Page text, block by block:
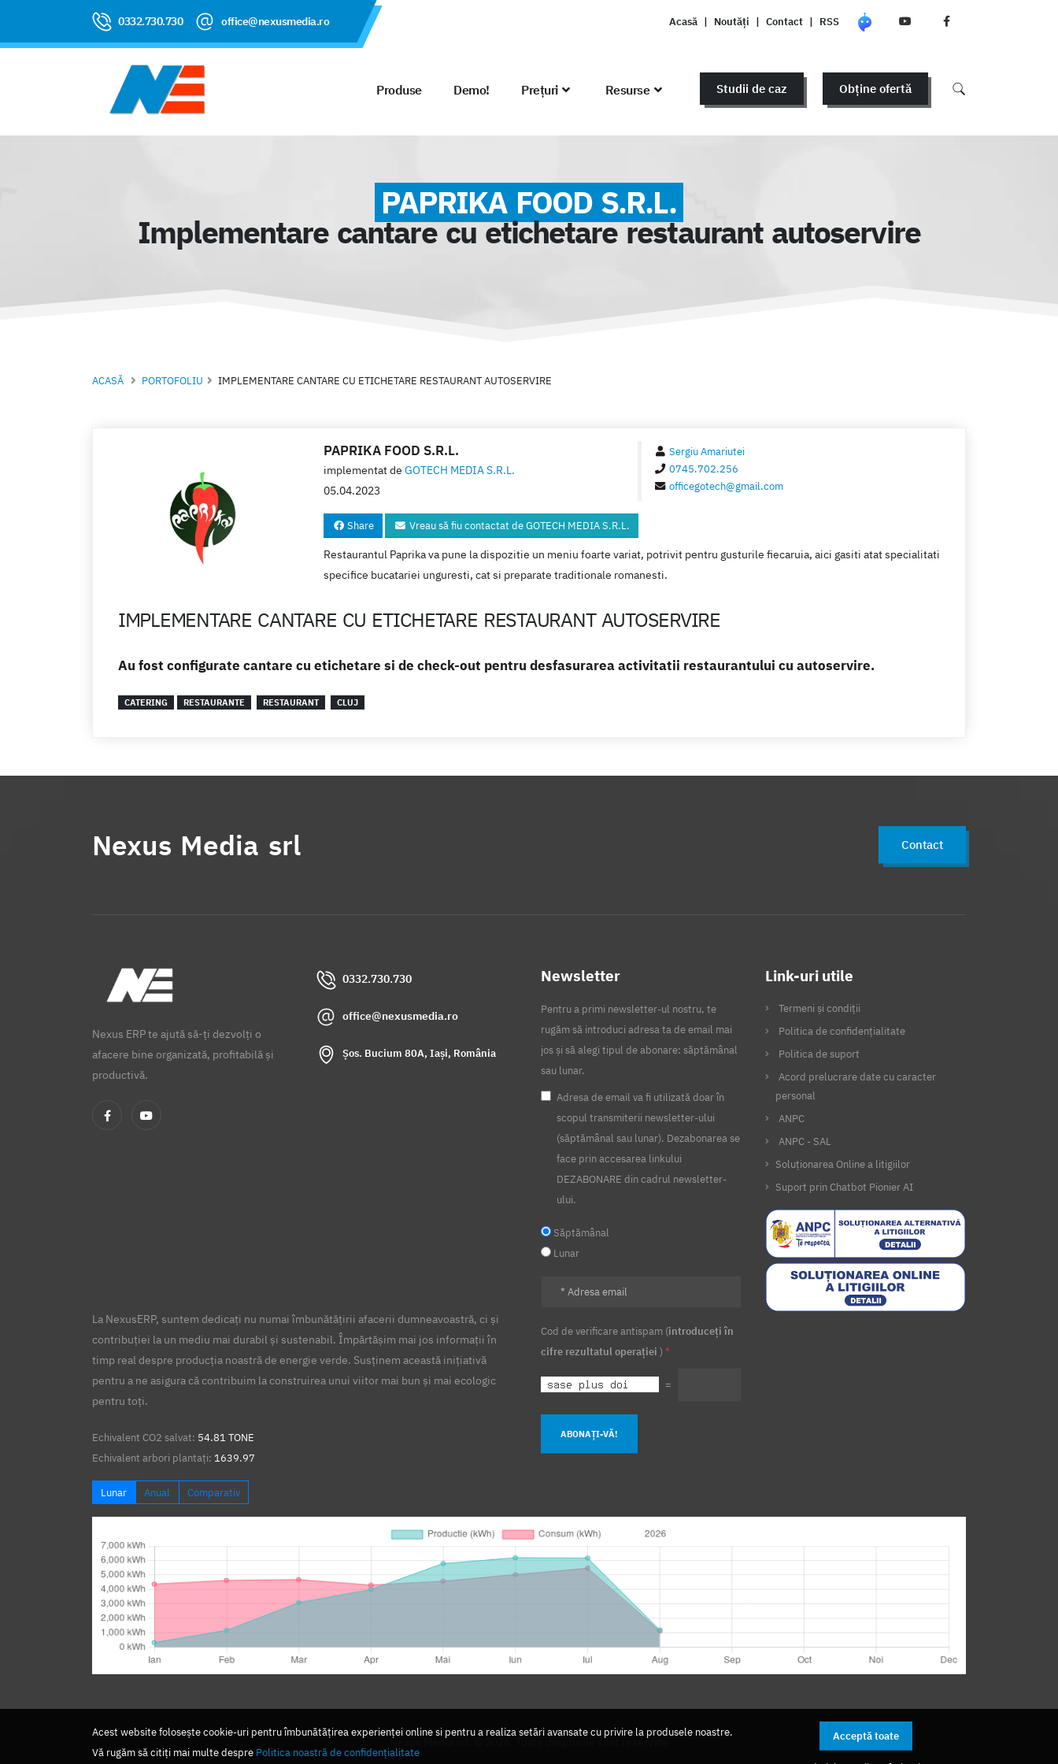
Acest website folosește cookie-uri pentru îmbunătățirea experienței online si pentru a realiza setări avansate cu privire la produsele noastre.
Vă rugăm să citiți mai multe despre Politica noastră de confidențialitate
Acceptă toate
0332.730.730 office@nexusmedia.ro Acasă | Noutăți | Contact | RSS
Produse Demo! Prețuri Resurse Studii de caz Obține ofertă
PAPRIKA FOOD S.R.L.
Implementare cantare cu etichetare restaurant autoservire
ACASĂ PORTOFOLIU IMPLEMENTARE CANTARE CU ETICHETARE RESTAURANT AUTOSERVIRE
PAPRIKA FOOD S.R.L.
implementat de GOTECH MEDIA S.R.L.
05.04.2023
Sergiu Amariutei
0745.702.256
officegotech@gmail.com
Share Vreau să fiu contactat de GOTECH MEDIA S.R.L.
Restaurantul Paprika va pune la dispozitie un meniu foarte variat, potrivit pentru gusturile fiecaruia, aici gasiti atat specialitati
specifice bucatariei unguresti, cat si preparate traditionale romanesti.
IMPLEMENTARE CANTARE CU ETICHETARE RESTAURANT AUTOSERVIRE
Au fost configurate cantare cu etichetare si de check-out pentru desfasurarea activitatii restaurantului cu autoservire.
CATERING RESTAURANTE RESTAURANT CLUJ
Nexus Media srl Contact
Nexus ERP te ajută să-ți dezvolți o
afacere bine organizată, profitabilă și
productivă.
0332.730.730
office@nexusmedia.ro
Șos. Bucium 80A, Iași, România
Newsletter
Pentru a primi newsletter-ul nostru, te
rugăm să introduci adresa ta de email mai
jos și să alegi tipul de abonare: săptămânal
sau lunar.
Adresa de email va fi utilizată doar în
scopul transmiterii newsletter-ului
(săptămânal sau lunar). Dezabonarea se
face prin accesarea linkului
DEZABONARE din cadrul newsletter-
ului.
Săptămânal
Lunar
Cod de verificare antispam (introduceți în
cifre rezultatul operației ) *
=
ABONAȚI-VĂ!
Link-uri utile
Termeni și condiții
Politica de confidențialitate
Politica de suport
Acord prelucrare date cu caracter
personal
ANPC
ANPC - SAL
Soluționarea Online a litigiilor
Suport prin Chatbot Pionier AI
La NexusERP, suntem dedicați nu numai îmbunătățirii afacerii dumneavoastră, ci și
contribuției la un mediu mai durabil și sustenabil. Împărtășim mai jos informații în
timp real despre producția noastră de energie verde. Susținem această inițiativă
pentru a ne asigura că contribuim la construirea unui viitor mai bun și mai ecologic
pentru toți.
Echivalent CO2 salvat: 54.81 TONE
Echivalent arbori plantați: 1639.97
Lunar Anual Comparativ
Nexus Media srl. © 2026. Toate drepturile sunt rezervate